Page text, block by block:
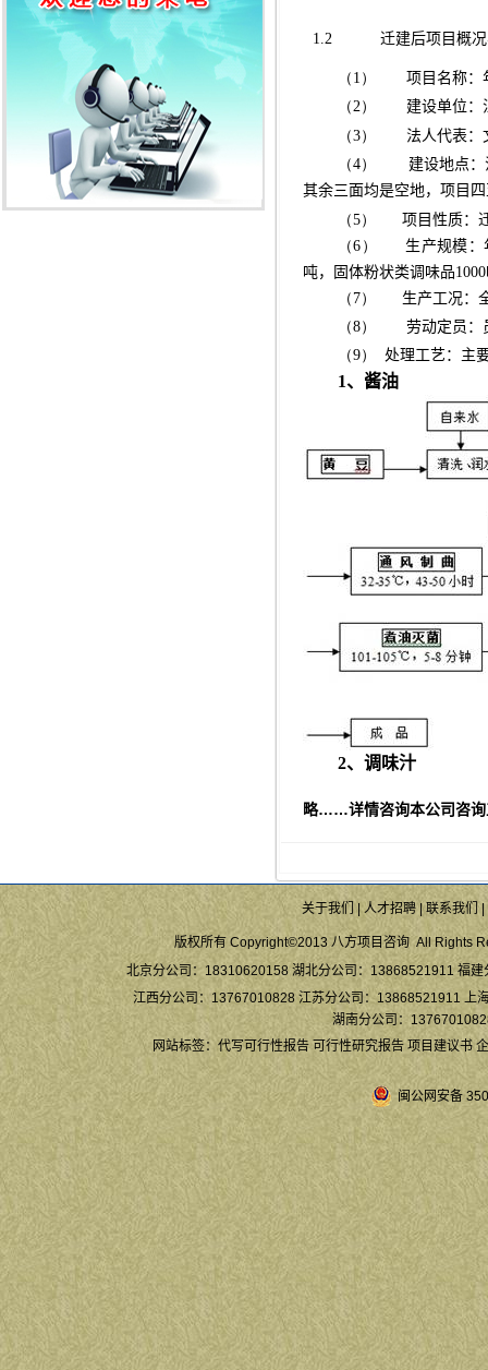
1.2 迁建后项目概
（1）
项目名称：
（2）
建设单位：
（3）
法人代表：
（4）
建设地点
其余三面均是空地，项目
（5）
项目性质：
（6）
生产规模：
吨，固体粉状类调味品
（7）
生产工况：
（8）
劳动定员：
（9）
处理工艺：主
1、酱油
2、调味汁
略……详情咨询本公司咨询
关于我们 |人才招聘|联系我们 |
版权所有 Copyright©2013 八方项目咨询 All Rights
北京分公司：18310620158 湖北分公司：13868521911 福
江西分公司：13767010828 江苏分公司：13868521911 上
湖南分公司：
网站标签： 代写可行性报告 可行性研究报告 项目建议书
闽公网安备